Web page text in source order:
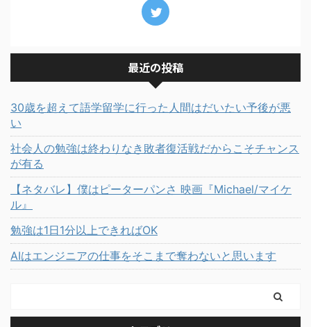
最近の投稿
30歳を超えて語学留学に行った人間はだいたい予後が悪
い
社会人の勉強は終わりなき敗者復活戦だからこそチャンス
が有る
【ネタバレ】僕はピーターパンさ 映画『Michael/マイケ
ル』
勉強は1日1分以上できればOK
AIはエンジニアの仕事をそこまで奪わないと思います